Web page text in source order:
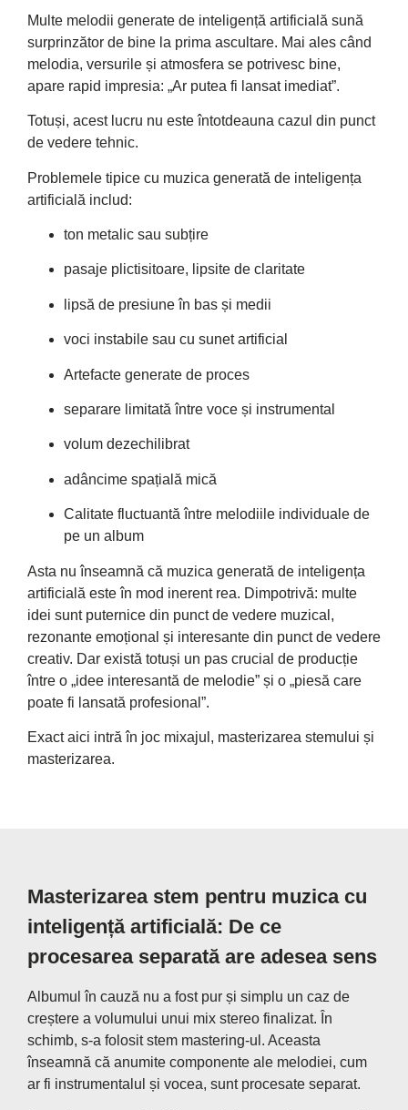
Multe melodii generate de inteligență artificială sună
surprinzător de bine la prima ascultare. Mai ales când
melodia, versurile și atmosfera se potrivesc bine,
apare rapid impresia: „Ar putea fi lansat imediat”.
Totuși, acest lucru nu este întotdeauna cazul din punct
de vedere tehnic.
Problemele tipice cu muzica generată de inteligența
artificială includ:
ton metalic sau subțire
pasaje plictisitoare, lipsite de claritate
lipsă de presiune în bas și medii
voci instabile sau cu sunet artificial
Artefacte generate de proces
separare limitată între voce și instrumental
volum dezechilibrat
adâncime spațială mică
Calitate fluctuantă între melodiile individuale de
pe un album
Asta nu înseamnă că muzica generată de inteligența
artificială este în mod inerent rea. Dimpotrivă: multe
idei sunt puternice din punct de vedere muzical,
rezonante emoțional și interesante din punct de vedere
creativ. Dar există totuși un pas crucial de producție
între o „idee interesantă de melodie” și o „piesă care
poate fi lansată profesional”.
Exact aici intră în joc mixajul, masterizarea stemului și
masterizarea.
Masterizarea stem pentru muzica cu
inteligență artificială: De ce
procesarea separată are adesea sens
Albumul în cauză nu a fost pur și simplu un caz de
creștere a volumului unui mix stereo finalizat. În
schimb, s-a folosit stem mastering-ul. Aceasta
înseamnă că anumite componente ale melodiei, cum
ar fi instrumentalul și vocea, sunt procesate separat.